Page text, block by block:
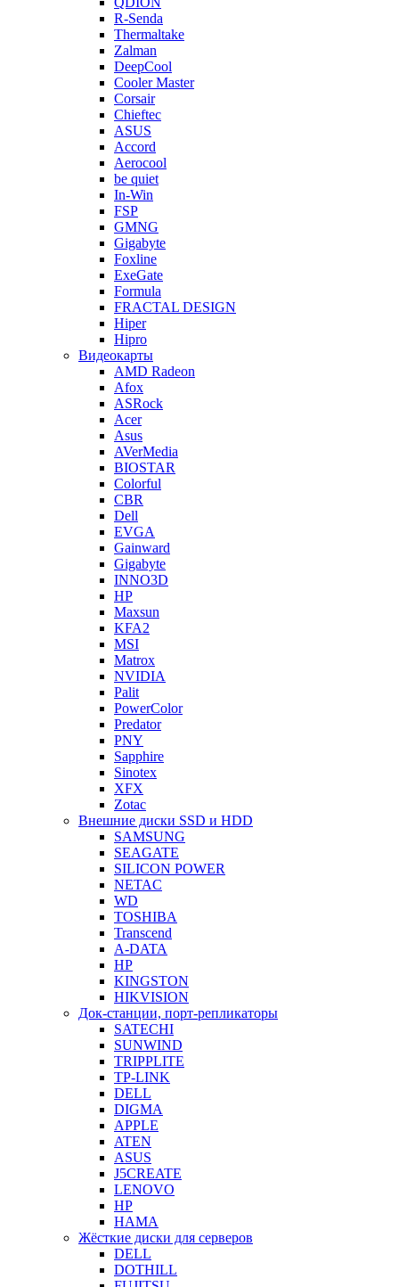
R-Senda
Thermaltake
Zalman
DeepCool
Cooler Master
Corsair
Chieftec
ASUS
Accord
Aerocool
be quiet
In-Win
FSP
GMNG
Gigabyte
Foxline
ExeGate
Formula
FRACTAL DESIGN
Hiper
Hipro
Видеокарты
AMD Radeon
Afox
ASRock
Acer
Asus
AVerMedia
BIOSTAR
Colorful
CBR
Dell
EVGA
Gainward
Gigabyte
INNO3D
HP
Maxsun
KFA2
MSI
Matrox
NVIDIA
Palit
PowerColor
Predator
PNY
Sapphire
Sinotex
XFX
Zotac
Внешние диски SSD и HDD
SAMSUNG
SEAGATE
SILICON POWER
NETAC
WD
TOSHIBA
Transcend
A-DATA
HP
KINGSTON
HIKVISION
Док-станции, порт-репликаторы
SATECHI
SUNWIND
TRIPPLITE
TP-LINK
DELL
DIGMA
APPLE
ATEN
ASUS
J5CREATE
LENOVO
HP
HAMA
Жёсткие диски для серверов
DELL
DOTHILL